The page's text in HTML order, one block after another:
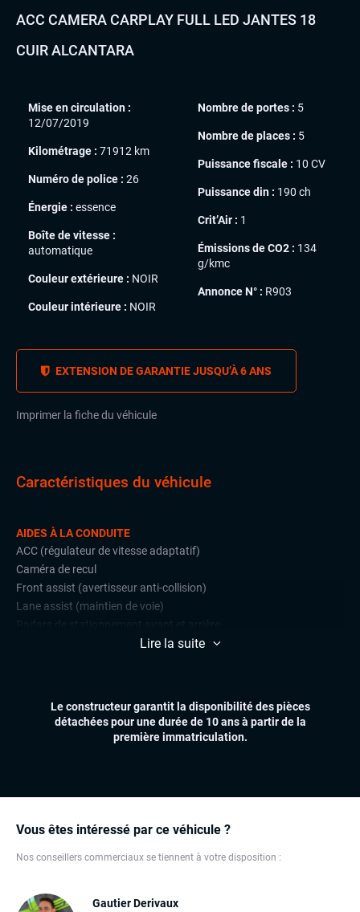
ACC CAMERA CARPLAY FULL LED JANTES 18
CUIR ALCANTARA
Mise en circulation :
12/07/2019
Kilométrage : 71912 km
Numéro de police : 26
Énergie : essence
Boîte de vitesse :
automatique
Couleur extérieure : NOIR
Couleur intérieure : NOIR
Nombre de portes : 5
Nombre de places : 5
Puissance fiscale : 10 CV
Puissance din : 190 ch
Crit’Air : 1
Émissions de CO2 : 134
g/kmc
Annonce N° : R903
EXTENSION DE GARANTIE JUSQU’À 6 ANS
Imprimer la fiche du véhicule
Vous êtes intéressé par ce véhicule ?
Nos conseillers commerciaux se tiennent à votre disposition :
Gautier Derivaux
Caractéristiques du véhicule
AIDES À LA CONDUITE
ACC (régulateur de vitesse adaptatif)
Caméra de recul
Front assist (avertisseur anti-collision)
Lane assist (maintien de voie)
Régulateur et limiteur de vitesse
Essuie-glaces automatiques
Feux automatiques
ÉLECTRONIQUE
Carplay (Apple carplay, Android auto, MirrorLink, système
embarqué)
Écran tactile
Lire la suite
Le constructeur garantit la disponibilité des pièces
détachées pour une durée de 10 ans à partir de la
première immatriculation.